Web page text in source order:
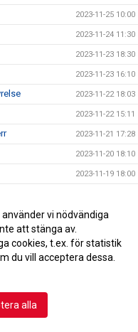
2023-11-25 10:00
2023-11-24 11:30
2023-11-23 18:30
2023-11-23 16:10
2023-11-22 18:03
2023-11-22 15:11
2023-11-21 17:28
2023-11-20 18:10
2023-11-19 18:00
2023-11-17 13:22
2023-11-15 13:30
Tyresö FF
2023-11-14 11:12
vi nödvändiga
att stänga av.
cookies, t.ex. för statistik
du vill acceptera dessa.
alla